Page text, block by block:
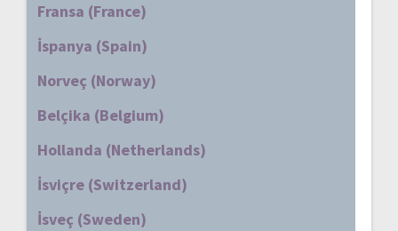
Fransa (France)
İspanya (Spain)
Norveç (Norway)
Belçika (Belgium)
Hollanda (Netherlands)
İsviçre (Switzerland)
İsveç (Sweden)